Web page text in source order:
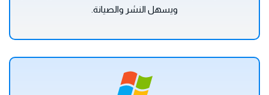
ويسهل النشر والصيانة.